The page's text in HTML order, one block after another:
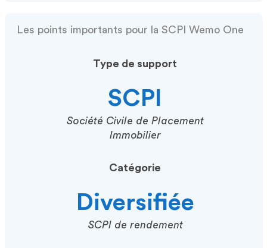
Les points importants pour la SCPI Wemo One
Type de support
SCPI
Société Civile de Placement
Immobilier
Catégorie
Diversifiée
SCPI de rendement